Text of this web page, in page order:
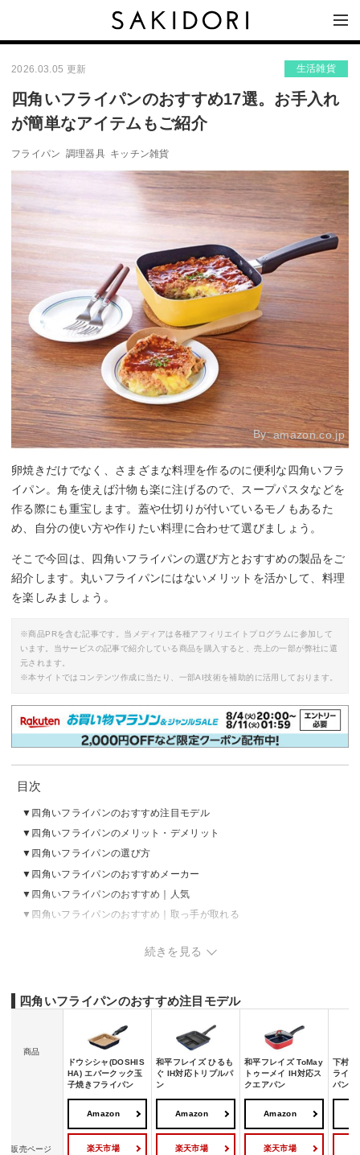
2026.03.05 更新 生活雑貨
四角いフライパンのおすすめ17選。お手入れ
が簡単なアイテムもご紹介
フライパン 調理器具 キッチン雑貨
By:amazon.co.jp
卵焼きだけでなく、さまざまな料理を作るのに便利な四角いフラ
イパン。角を使えば汁物も楽に注げるので、スープパスタなどを
作る際にも重宝します。蓋や仕切りが付いているモノもあるた
め、自分の使い方や作りたい料理に合わせて選びましょう。
そこで今回は、四角いフライパンの選び方とおすすめの製品をご
紹介します。丸いフライパンにはないメリットを活かして、料理
を楽しみましょう。
※商品PRを含む記事です。当メディアは各種アフィリエイトプログラムに参加して
います。当サービスの記事で紹介している商品を購入すると、売上の一部が弊社に還
元されます。
※本サイトではコンテンツ作成に当たり、一部AI技術を補助的に活用しております。
目次
四角いフライパンのおすすめ注目モデル
四角いフライパンのメリット・デメリット
四角いフライパンの選び方
四角いフライパンのおすすめメーカー
四角いフライパンのおすすめ｜人気
四角いフライパンのおすすめ｜取っ手が取れる
続きを見る
四角いフライパンのおすすめ注目モデル
商品
ドウシシャ(DOSHIS
HA) エバークック玉
子焼きフライパン
和平フレイズ ひるも
ぐ IH対応トリプルパ
ン
和平フレイズ ToMay
トゥーメイ IH対応ス
クエアパン
下村企
ライン
パン＆
販売ページ
Amazon
楽天市場
Amazon
楽天市場
Amazon
楽天市場